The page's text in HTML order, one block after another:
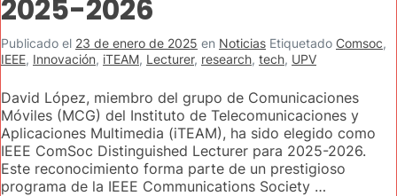
2025-2026
Publicado el 23 de enero de 2025 en Noticias Etiquetado Comsoc,
IEEE, Innovación, iTEAM, Lecturer, research, tech, UPV
David López, miembro del grupo de Comunicaciones
Móviles (MCG) del Instituto de Telecomunicaciones y
Aplicaciones Multimedia (iTEAM), ha sido elegido como
IEEE ComSoc Distinguished Lecturer para 2025-2026.
Este reconocimiento forma parte de un prestigioso
programa de la IEEE Communications Society …